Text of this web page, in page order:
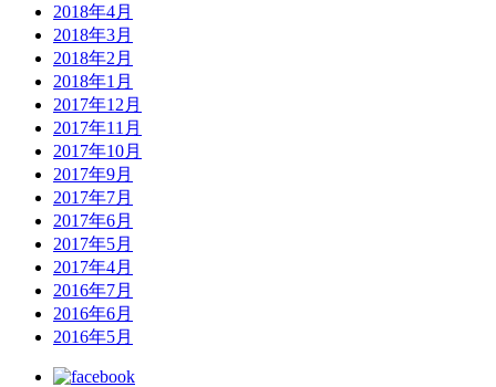
2018年4月
2018年3月
2018年2月
2018年1月
2017年12月
2017年11月
2017年10月
2017年9月
2017年7月
2017年6月
2017年5月
2017年4月
2016年7月
2016年6月
2016年5月